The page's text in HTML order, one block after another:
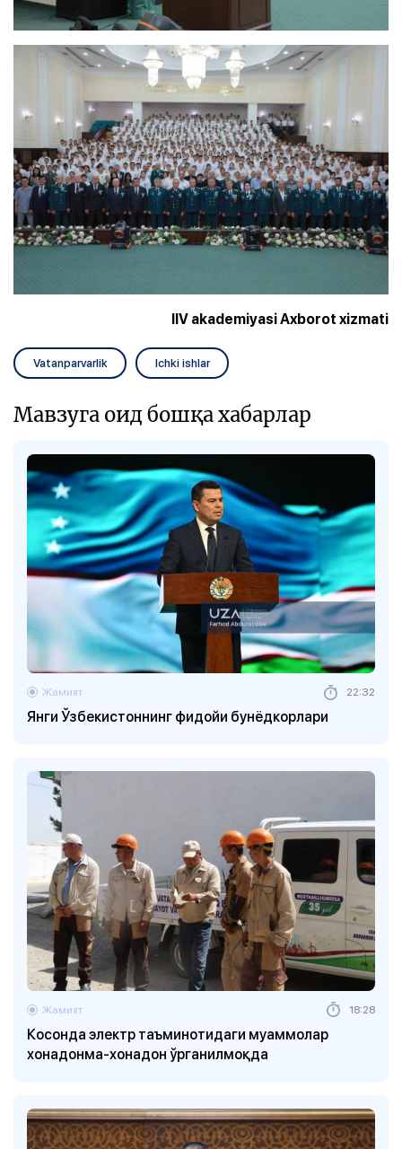
IIV akademiyasi Axborot xizmati
Vatanparvarlik Ichki ishlar
Мавзуга оид бошқа хабарлар
Янги Ўзбекистоннинг фидойи бунёдкорлари
Жамият 22:32
Косонда электр таъминотидаги муаммолар
хонадонма-хонадон ўрганилмоқда
Жамият 18:28